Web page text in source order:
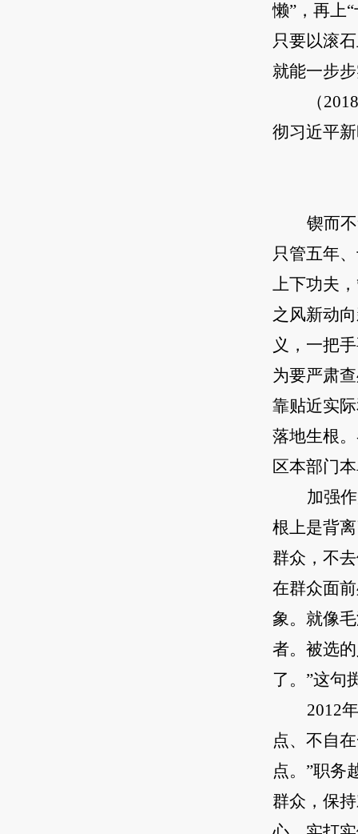
懒”，再上
只要以滚
就能一步
（
彻习近平
锲而
只管五年
上下功夫
之风新动
义，一把
为要严肃
靠贴近实
落地生根
区本部门
加强
根上是背
群众，不
在群众面
象。就像
者。被选
了。”这句
2012
点、不自
点。”职务
群众，保